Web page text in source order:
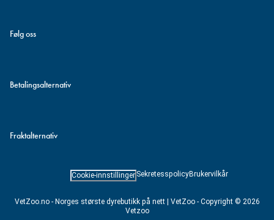
Følg oss
Betalingsalternativ
Fraktalternativ
VetZoo.no - Norges største dyrebutikk på nett | VetZoo - Copyright © 2026
Vetzoo
Cookie-innstillinger SekretesspolicyBrukervilkår